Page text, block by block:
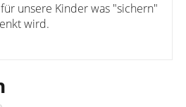
unsere Kinder was "sichern"
wird.